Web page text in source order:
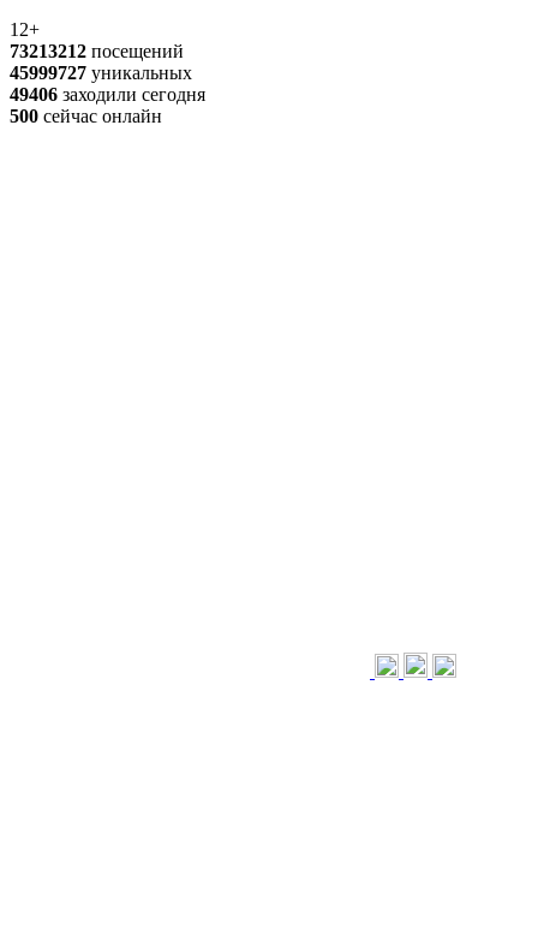
12+
73213212 посещений
45999727 уникальных
49406 заходили сегодня
500 сейчас онлайн